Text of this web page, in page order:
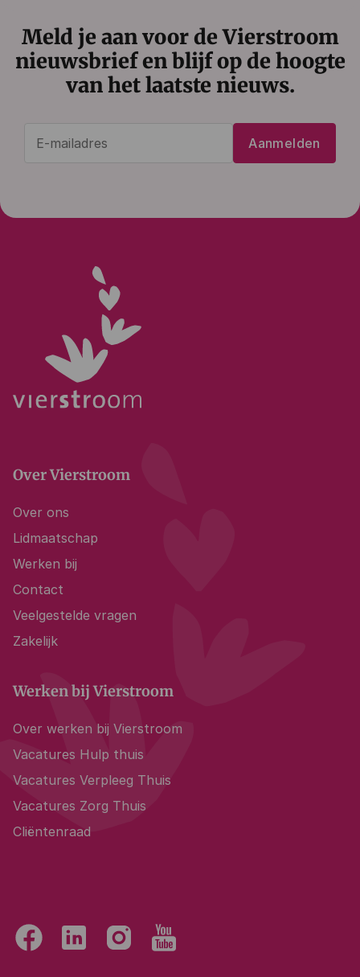
Meld je aan voor de Vierstroom
nieuwsbrief en blijf op de hoogte
van het laatste nieuws.
Aanmelden
Over Vierstroom
Over ons
Lidmaatschap
Werken bij
Contact
Veelgestelde vragen
Zakelijk
Werken bij Vierstroom
Over werken bij Vierstroom
Vacatures Hulp thuis
Vacatures Verpleeg Thuis
Vacatures Zorg Thuis
Cliëntenraad